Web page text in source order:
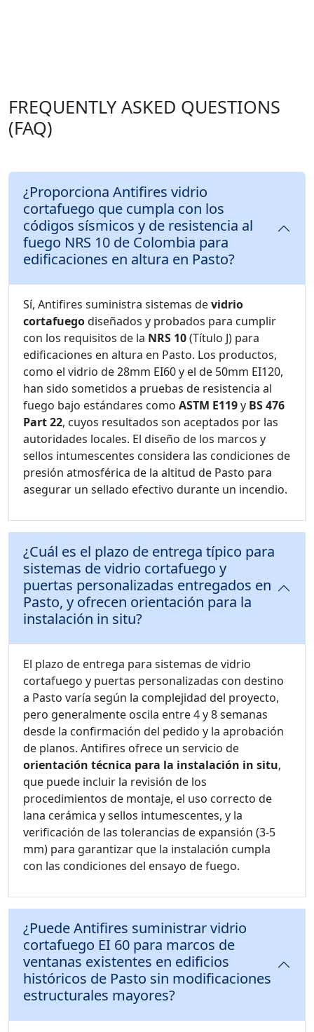
FREQUENTLY ASKED QUESTIONS
(FAQ)
¿Proporciona Antifires vidrio
cortafuego que cumpla con los
códigos sísmicos y de resistencia al
fuego NRS 10 de Colombia para
edificaciones en altura en Pasto?
Sí, Antifires suministra sistemas devidrio
cortafuegodiseñados y probados para cumplir
con los requisitos de la NRS 10(Título J) para
edificaciones en altura en Pasto. Los productos,
como el vidrio de 28mm EI60 y el de 50mm EI120,
han sido sometidos a pruebas de resistencia al
fuego bajo estándares como ASTM E119y BS 476
Part 22, cuyos resultados son aceptados por las
autoridades locales. El diseño de los marcos y
sellos intumescentes considera las condiciones de
presión atmosférica de la altitud de Pasto para
asegurar un sellado efectivo durante un incendio.
¿Cuál es el plazo de entrega típico para
sistemas de vidrio cortafuego y
puertas personalizadas entregados en
Pasto, y ofrecen orientación para la
instalación in situ?
El plazo de entrega para sistemas de vidrio
cortafuego y puertas personalizadas con destino
a Pasto varía según la complejidad del proyecto,
pero generalmente oscila entre 4 y 8 semanas
desde la confirmación del pedido y la aprobación
de planos. Antifires ofrece un servicio de
orientación técnica para la instalación in situ,
que puede incluir la revisión de los
procedimientos de montaje, el uso correcto de
lana cerámica y sellos intumescentes, y la
verificación de las tolerancias de expansión (3-5
mm) para garantizar que la instalación cumpla
con las condiciones del ensayo de fuego.
¿Puede Antifires suministrar vidrio
cortafuego EI 60 para marcos de
ventanas existentes en edificios
históricos de Pasto sin modificaciones
estructurales mayores?